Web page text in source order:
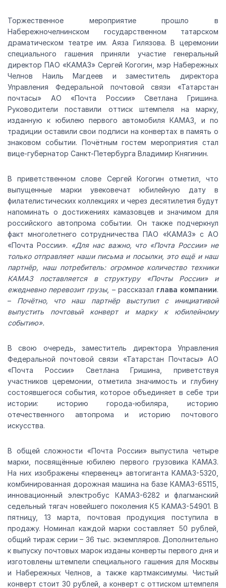
Торжественное мероприятие прошло в
Набережночелнинском государственном татарском
драматическом театре им. Аяза Гилязова. В церемонии
специального гашения приняли участие генеральный
директор ПАО «КАМАЗ» Сергей Когогин, мэр Набережных
Челнов Наиль Магдеев и заместитель директора
Управления Федеральной почтовой связи «Татарстан
почтасы» АО «Почта России» Светлана Гришина.
Руководители поставили оттиск штемпеля на марку,
изданную к юбилею первого автомобиля КАМАЗ, и по
традиции оставили свои подписи на конвертах в память о
знаковом событии. Почётным гостем мероприятия стал
вице-губернатор Санкт-Петербурга Владимир Княгинин.
В приветственном слове Сергей Когогин отметил, что
выпущенные марки увековечат юбилейную дату в
филателистических коллекциях и через десятилетия будут
напоминать о достижениях камазовцев и значимом для
российского автопрома событии. Он также подчеркнул
факт многолетнего сотрудничества ПАО «КАМАЗ» с АО
«Почта России». «Для нас важно, что «Почта России» не
только отправляет наши письма и посылки, это ещё и наш
партнёр, наш потребитель: огромное количество техники
КАМАЗ поставляется в структуру «Почты России» и
ежедневно перевозит грузы, – рассказал глава компании.
– Почётно, что наш партнёр выступил с инициативой
выпустить почтовый конверт и марку к юбилейному
событию».
В свою очередь, заместитель директора Управления
Федеральной почтовой связи «Татарстан Почтасы» АО
«Почта России» Светлана Гришина, приветствуя
участников церемонии, отметила значимость и глубину
состоявшегося события, которое объединяет в себе три
истории: историю города-юбиляра, историю
отечественного автопрома и историю почтового
искусства.
В общей сложности «Почта России» выпустила четыре
марки, посвящённые юбилею первого грузовика КАМАЗ.
На них изображены «первенец» автогиганта КАМАЗ-5320,
комбинированная дорожная машина на базе КАМАЗ-65115,
инновационный электробус КАМАЗ-6282 и флагманский
седельный тягач новейшего поколения К5 КАМАЗ-54901. В
пятницу, 13 марта, почтовая продукция поступила в
продажу. Номинал каждой марки составляет 50 рублей,
общий тираж серии – 36 тыс. экземпляров. Дополнительно
к выпуску почтовых марок изданы конверты первого дня и
изготовлены штемпели специального гашения для Москвы
и Набережных Челнов, а также картмаксимумы. Чистый
конверт стоит 30 рублей, а конверт с оттиском штемпеля